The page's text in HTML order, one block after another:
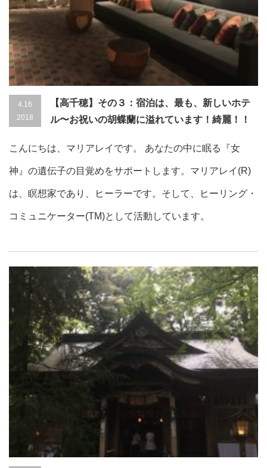
4.16
2018
【高千穂】その３：宿泊は、最も、新しいホテ
ル〜お祝いの胡蝶蘭に溢れています！綺麗！！
こんにちは、マリアレイです。 あなたの中に眠る『女
神』の遺伝子の目覚めをサポートします。マリアレイ(R)
は、瞑想家であり、ヒーラーです。そして、ヒーリング・
コミュニケーター(TM)として活動しています。